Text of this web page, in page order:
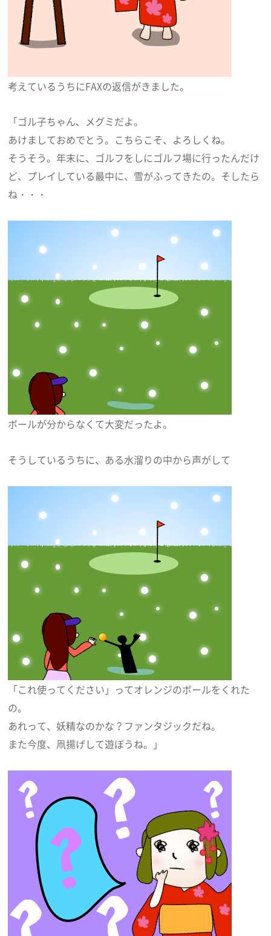
考えているうちにFAXの返信がきました。
「ゴル子ちゃん、メグミだよ。
あけましておめでとう。こちらこそ、よろしくね。
そうそう。年末に、ゴルフをしにゴルフ場に行ったんだけ
ど、プレイしている最中に、雪がふってきたの。そしたら
ね・・・
ボールが分からなくて大変だったよ。
そうしているうちに、ある水溜りの中から声がして
「これ使ってください」ってオレンジのボールをくれた
の。
あれって、妖精なのかな？ファンタジックだね。
また今度、凧揚げして遊ぼうね。」